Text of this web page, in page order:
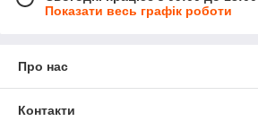
Показати весь графік роботи
Про нас
Контакти